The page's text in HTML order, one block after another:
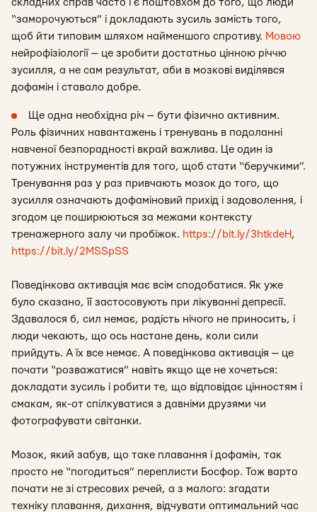
складних справ часто і є поштовхом до того, що люди
“заморочуються” і докладають зусиль замість того,
щоб йти типовим шляхом найменшого спротиву. Мовою
нейрофізіології — це зробити достатньо цінною річчю
зусилля, а не сам результат, аби в мозкові виділявся
дофамін і ставало добре.
Ще одна необхідна річ — бути фізично активним.
Роль фізичних навантажень і тренувань в подоланні
навченої безпорадності вкрай важлива. Це один із
потужних інструментів для того, щоб стати “беручкими”.
Тренування раз у раз привчають мозок до того, що
зусилля означають дофаміновий прихід і задоволення, і
згодом це поширюються за межами контексту
тренажерного залу чи пробіжок. https://bit.ly/3htkdeH ,
https://bit.ly/2MSSpSS
Поведінкова активація має всім сподобатися. Як уже
було сказано, її застосовують при лікуванні депресії.
Здавалося б, сил немає, радість нічого не приносить, і
люди чекають, що ось настане день, коли сили
прийдуть. А їх все немає. А поведінкова активація — це
почати “розважатися” навіть якщо ще не хочеться:
докладати зусиль і робити те, що відповідає цінностям і
смакам, як-от спілкуватися з давніми друзями чи
фотографувати світанки.
Мозок, який забув, що таке плавання і дофамін, так
просто не “погодиться” переплисти Босфор. Тож варто
почати не зі стресових речей, а з малого: згадати
техніку плавання, дихання, відчувати оптимальний час